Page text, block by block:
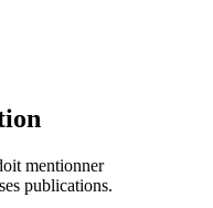
mentionner
publications.